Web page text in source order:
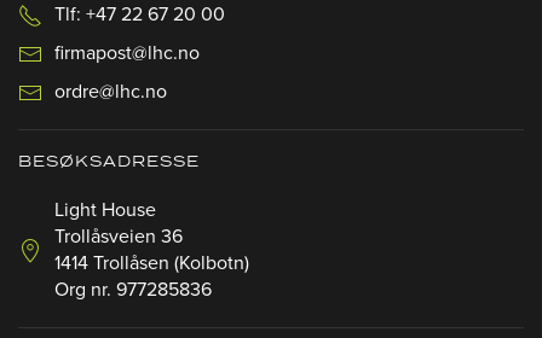
Tlf: +47 22 67 20 00
firmapost@lhc.no
ordre@lhc.no
BESØKSADRESSE
Light House
Trollåsveien 36
1414 Trollåsen (Kolbotn)
Org nr. 977285836